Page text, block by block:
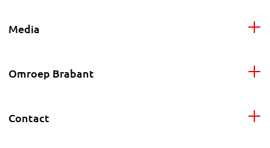
Media
Omroep Brabant
Contact